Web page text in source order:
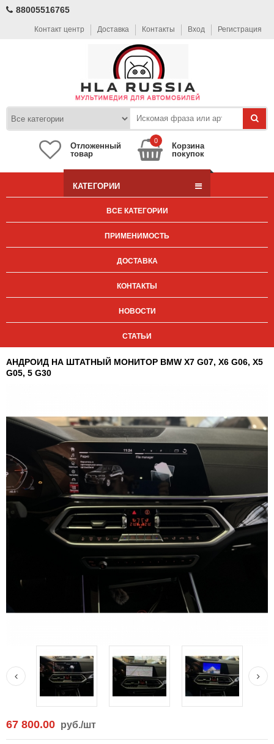
88005516765
Контакт центр Доставка Контакты Вход Регистрация
Отложенный
товар
0
Корзина
покупок
КАТЕГОРИИ
ВСЕ КАТЕГОРИИ
ПРИМЕНИМОСТЬ
ДОСТАВКА
КОНТАКТЫ
НОВОСТИ
СТАТЬИ
АНДРОИД НА ШТАТНЫЙ МОНИТОР BMW X7 G07, X6 G06, X5
G05, 5 G30
67 800.00 руб./шт